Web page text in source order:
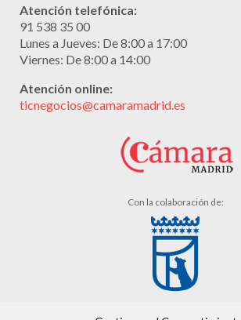
Atención telefónica:
91 538 35 00
Lunes a Jueves: De 8:00 a 17:00
Viernes: De 8:00 a 14:00
Atención online:
ticnegocios@camaramadrid.es
Con la colaboración de: